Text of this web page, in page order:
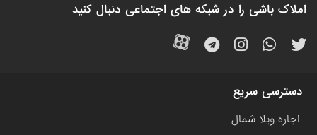
املاک باشی را در شبکه های اجتماعی دنبال کنید
دسترسی سریع
اجاره ویلا شمال